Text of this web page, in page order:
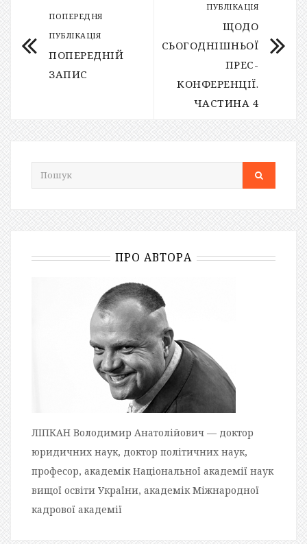
ПОПЕРЕДНЯ
ПУБЛІКАЦІЯ
ПОПЕРЕДНІЙ
ЗАПИС
ПУБЛІКАЦІЯ
ЩОДО
СЬОГОДНІШНЬОЇ
ПРЕС-
КОНФЕРЕНЦІЇ.
ЧАСТИНА 4
ПРО АВТОРА
ЛІПКАН Володимир Анатолійович — доктор
юридичних наук, доктор політичних наук,
професор, академік Національної академії наук
вищої освіти України, академік Міжнародної
кадрової академії